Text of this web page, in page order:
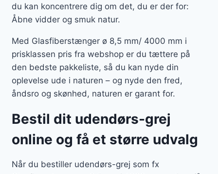
du kan koncentrere dig om det, du er der for:
Åbne vidder og smuk natur.
Med Glasfiberstænger ø 8,5 mm/ 4000 mm i
prisklassen pris fra webshop er du tættere på
den bedste pakkeliste, så du kan nyde din
oplevelse ude i naturen – og nyde den fred,
åndsro og skønhed, naturen er garant for.
Bestil dit udendørs-grej
online og få et større udvalg
Når du bestiller udendørs-grej som fx